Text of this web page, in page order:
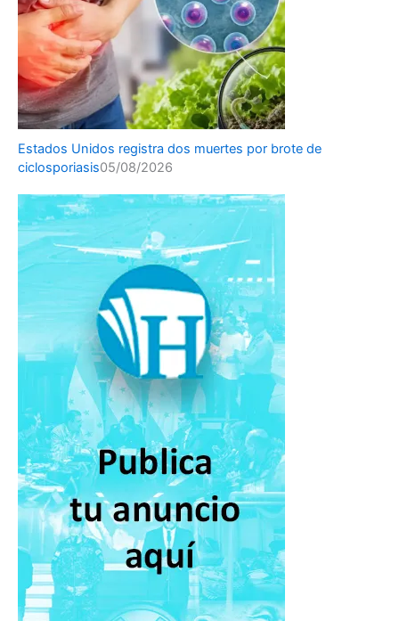
Estados Unidos registra dos muertes por brote de
ciclosporiasis05/08/2026